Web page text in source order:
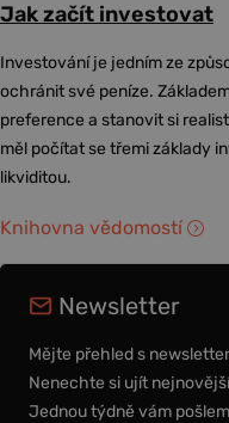
Jak začít investovat
Investování je jedním ze
ochránit své peníze.
preference a stanovit si
měl počítat se třemi základy
likviditou.
Knihovna vědomostí
Newsletter
Mějte přehled s
Nenechte si ujít
Jednou týdně vám